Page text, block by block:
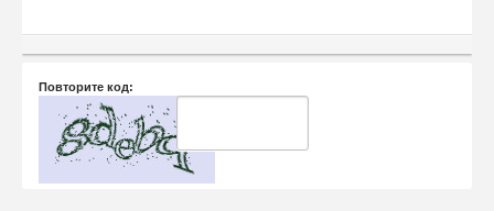
Повторите код: